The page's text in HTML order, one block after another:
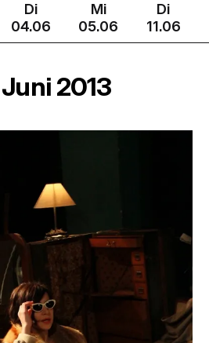
Di
04.06
Mi
05.06
Di
11.06
2013